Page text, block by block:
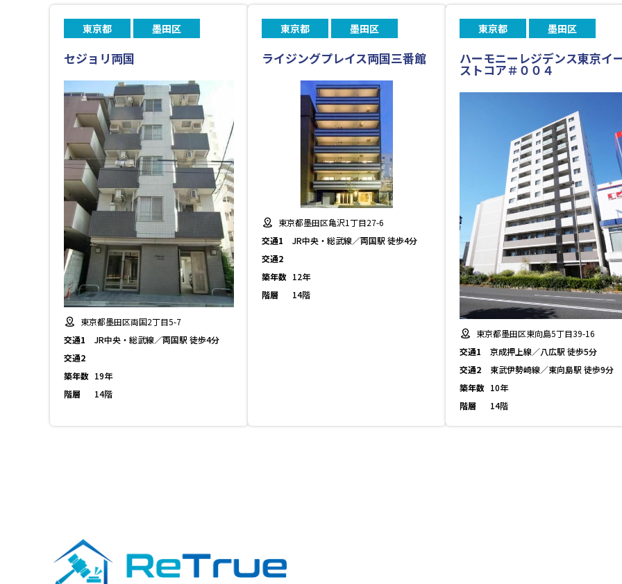
東京都 墨田区
セジョリ両国
東京都墨田区両国2丁目5-7
交通1
JR中央・総武線／両国駅 徒歩4分
交通2
築年数 19年
階層
14階
東京都 墨田区
ライジングプレイス両国三番館
東京都墨田区亀沢1丁目27-6
交通1
JR中央・総武線／両国駅 徒歩4分
交通2
築年数 12年
階層
14階
東京都 墨田区
ハーモニーレジデンス東京イ
ストコア＃００４
東京都墨田区東向島5丁目39-16
交通1
京成押上線／八広駅 徒歩5分
交通2
東武伊勢崎線／東向島駅 徒歩9分
築年数 10年
階層
14階